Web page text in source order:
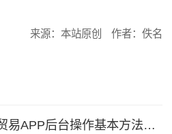
来源：本站原创 作者：佚名
易APP后台操作基本方法引